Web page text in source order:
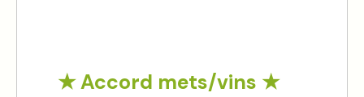
★ Accord mets/vins ★